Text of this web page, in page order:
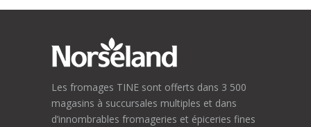
Les fromages TINE sont offerts dans 3 500
magasins à succursales multiples et dans
d’innombrables fromageries et épiceries fines